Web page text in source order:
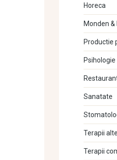
Horeca
Monden
Productie
Sanatate
Terapii
Terapii